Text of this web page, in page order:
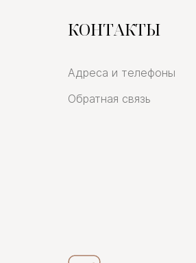
КОНТАКТЫ
Адреса и телефоны
Обратная связь